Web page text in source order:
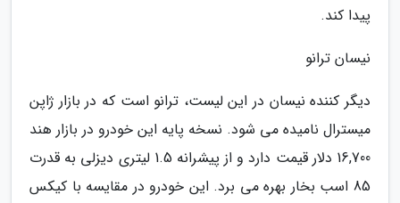
پیدا کند.
نیسان ترانو
دیگر کننده نیسان در این لیست، ترانو است که در بازار ژاپن
میسترال نامیده می شود. نسخه پایه این خودرو در بازار هند
16,700 دلار قیمت دارد و از پیشرانه 1.5 لیتری دیزلی به قدرت
85 اسب بخار بهره می برد. این خودرو در مقایسه با کیکس